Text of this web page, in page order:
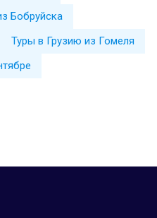
Бобруйска
Туры в Грузию из Гомеля